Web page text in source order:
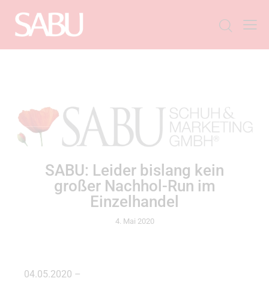
SABU: Leider bislang kein
großer Nachhol-Run im
Einzelhandel
4. Mai 2020
04.05.2020 –